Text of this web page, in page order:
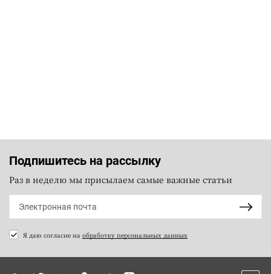
Подпишитесь на рассылку
Раз в неделю мы присылаем самые важные статьи
Я даю согласие на обработку персональных данных